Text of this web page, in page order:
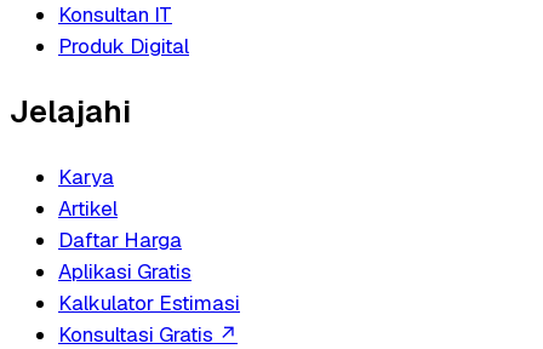
Konsultan IT
Produk Digital
Jelajahi
Karya
Artikel
Daftar Harga
Aplikasi Gratis
Kalkulator Estimasi
Konsultasi Gratis ↗